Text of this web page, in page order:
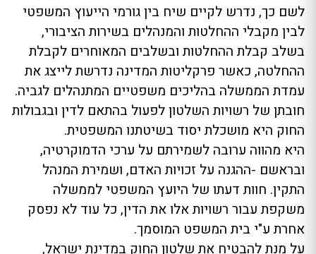
לשם כך, נדרש לקיים שיח בין גורמי הייעוץ המשפטי
לבין מקבלי ההחלטות והמנהלים בשירות הציבורי,
בשלב קבלת ההחלטות ובשלבים המאוחרים לקבלת
ההחלטה, כאשר פרקליטות המדינה נדרשת לייצג את
עמדת הממשלה בהליכים משפטיים המתנהלים לגביה.
חובתן של רשויות השלטון לפעול בהתאם לדין ובגבולות
החוק היא מושכלת יסוד בשיטתנו המשפטית.
היא מהווה ערובה לשמירתם על ערכי הדמוקרטיה,
ובראשם -ההגנה על זכויות האדם, ושמירת המנהל
התקין. חוות דעתו של היועץ המשפטי לממשלה
משקפת עבור רשויות אלו את הדין, כל עוד לא נפסק
אחרת ע"י בית המשפט המוסמך.
על מנת להבטיח את שלטון החוק במדינת ישראל,